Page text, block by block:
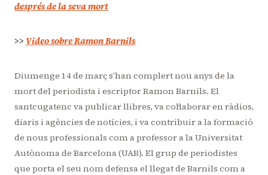
després de la seva mort
>> Video sobre Ramon Barnils
Diumenge 14 de març s’han complert nou anys de la
mort del periodista i escriptor Ramon Barnils. El
santcugatenc va publicar llibres, va col·laborar en ràdios,
diaris i agències de notícies, i va contribuir a la formació
de nous professionals com a professor a la Universitat
Autònoma de Barcelona (UAB). El grup de periodistes
que porta el seu nom defensa el llegat de Barnils com a